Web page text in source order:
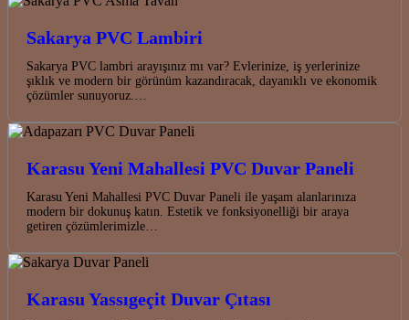
Sakarya PVC Lambiri
Sakarya PVC lambri arayışınız mı var? Evlerinize, iş yerlerinize
şıklık ve modern bir görünüm kazandıracak, dayanıklı ve ekonomik
çözümler sunuyoruz.…
Karasu Yeni Mahallesi PVC Duvar Paneli
Karasu Yeni Mahallesi PVC Duvar Paneli ile yaşam alanlarınıza
modern bir dokunuş katın. Estetik ve fonksiyonelliği bir araya
getiren çözümlerimizle…
Karasu Yassıgeçit Duvar Çıtası